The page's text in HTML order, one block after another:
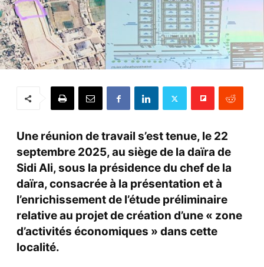
Une réunion de travail s’est tenue, le 22
septembre 2025, au siège de la daïra de
Sidi Ali, sous la présidence du chef de la
daïra, consacrée à la présentation et à
l’enrichissement de l’étude préliminaire
relative au projet de création d’une « zone
d’activités économiques » dans cette
localité.